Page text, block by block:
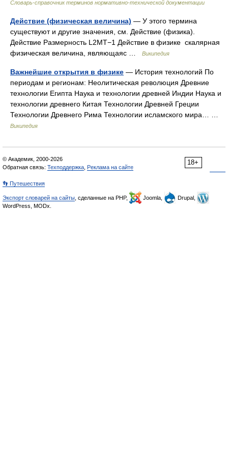
Словарь-справочник терминов нормативно-технической документации
Действие (физическая величина) — У этого термина
существуют и другие значения, см. Действие (физика).
Действие Размерность L2MT−1 Действие в физике скалярная
физическая величина, являющаяс …
Википедия
Важнейшие открытия в физике — История технологий По
периодам и регионам: Неолитическая революция Древние
технологии Египта Наука и технологии древней Индии Наука и
технологии древнего Китая Технологии Древней Греции
Технологии Древнего Рима Технологии исламского мира… …
Википедия
18+
© Академик, 2000-2026
Обратная связь: Техподдержка Реклама на сайте
👣 Путешествия
Экспорт словарей на сайты , сделанные на PHP, Joomla,
Drupal,
WordPress, MODx.